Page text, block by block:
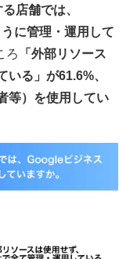
店舗では、
に管理・運用して
ろ
「外部リソース
いる」が61.6%、
等）を使用してい